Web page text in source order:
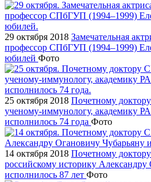
29 октября 2018 Замечательная
профессор СПбГУП (1994–1999)
юбилей Фото
25 октября 2018 Почетному
ученому-иммунологу, академику
исполнилось 74 года Фото
14 октября 2018 Почетному
российскому историку
исполнилось 87 лет Фото